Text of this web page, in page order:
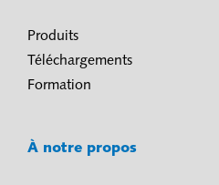
Produits
Téléchargements
Formation
À notre propos